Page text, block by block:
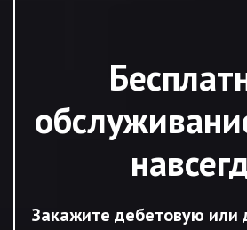
Закажите дебетовую или